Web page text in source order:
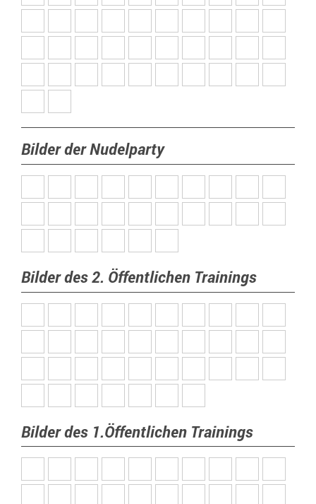
Bilder der Nudelparty
Bilder des 2. Öffentlichen Trainings
Bilder des 1.Öffentlichen Trainings